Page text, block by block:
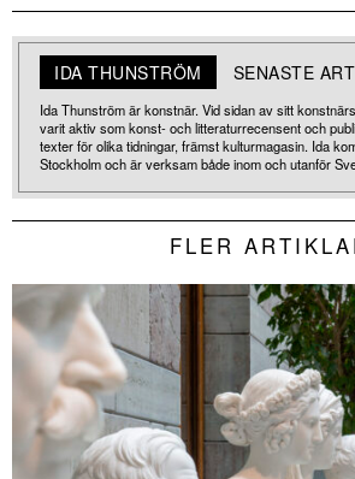
IDA THUNSTRÖM SENASTE
Ida Thunström är konstnär. Vid sidan av sitt
varit aktiv som konst- och litteraturrecensent och
texter för olika tidningar, främst kulturmagasin. Ida
Stockholm och är verksam både inom och utanför
FLER